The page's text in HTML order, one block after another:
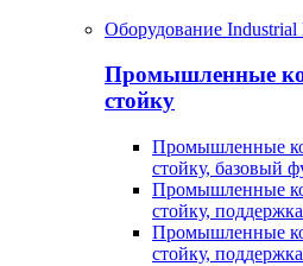
Оборудование Industrial
Промышленные
стойку
Промышленные
стойку, базовый
Промышленные
стойку,
Промышленные
стойку,